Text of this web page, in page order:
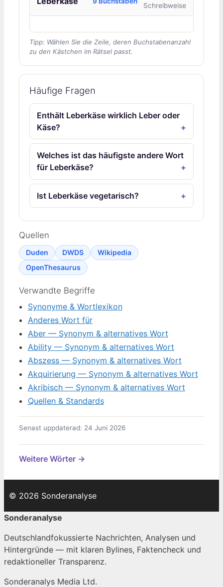
Schreibweise
Tipp: Wählen Sie die Zeile, deren Buchstabenanzahl
zu den Kästchen im Rätsel passt.
Häufige Fragen
Enthält Leberkäse wirklich Leber oder
Käse?
Welches ist das häufigste andere Wort
für Leberkäse?
Ist Leberkäse vegetarisch?
Quellen
Duden DWDS
Wikipedia
OpenThesaurus
Verwandte Begriffe
Synonyme & Wortlexikon
Anderes Wort für
Aber — Synonym & alternatives Wort
Ability — Synonym & alternatives Wort
Abszess — Synonym & alternatives Wort
Akquirierung — Synonym & alternatives Wort
Akribisch — Synonym & alternatives Wort
Quellen & Standards
Senast uppdaterad: 24 Juni 2026
Weitere Wörter →
© 2026 Sonderanalyse
Sonderanalyse
Deutschlandfokussierte Nachrichten, Analysen und
Hintergründe — mit klaren Bylines, Faktencheck und
redaktioneller Transparenz.
Sonderanalys Media Ltd.